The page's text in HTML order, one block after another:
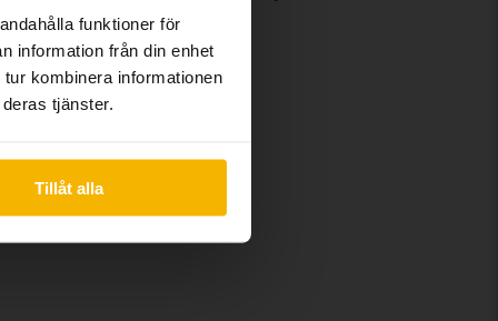
funktioner för
information från din enhet
kombinera informationen
tjänster.
Tillåt allaAudi TT